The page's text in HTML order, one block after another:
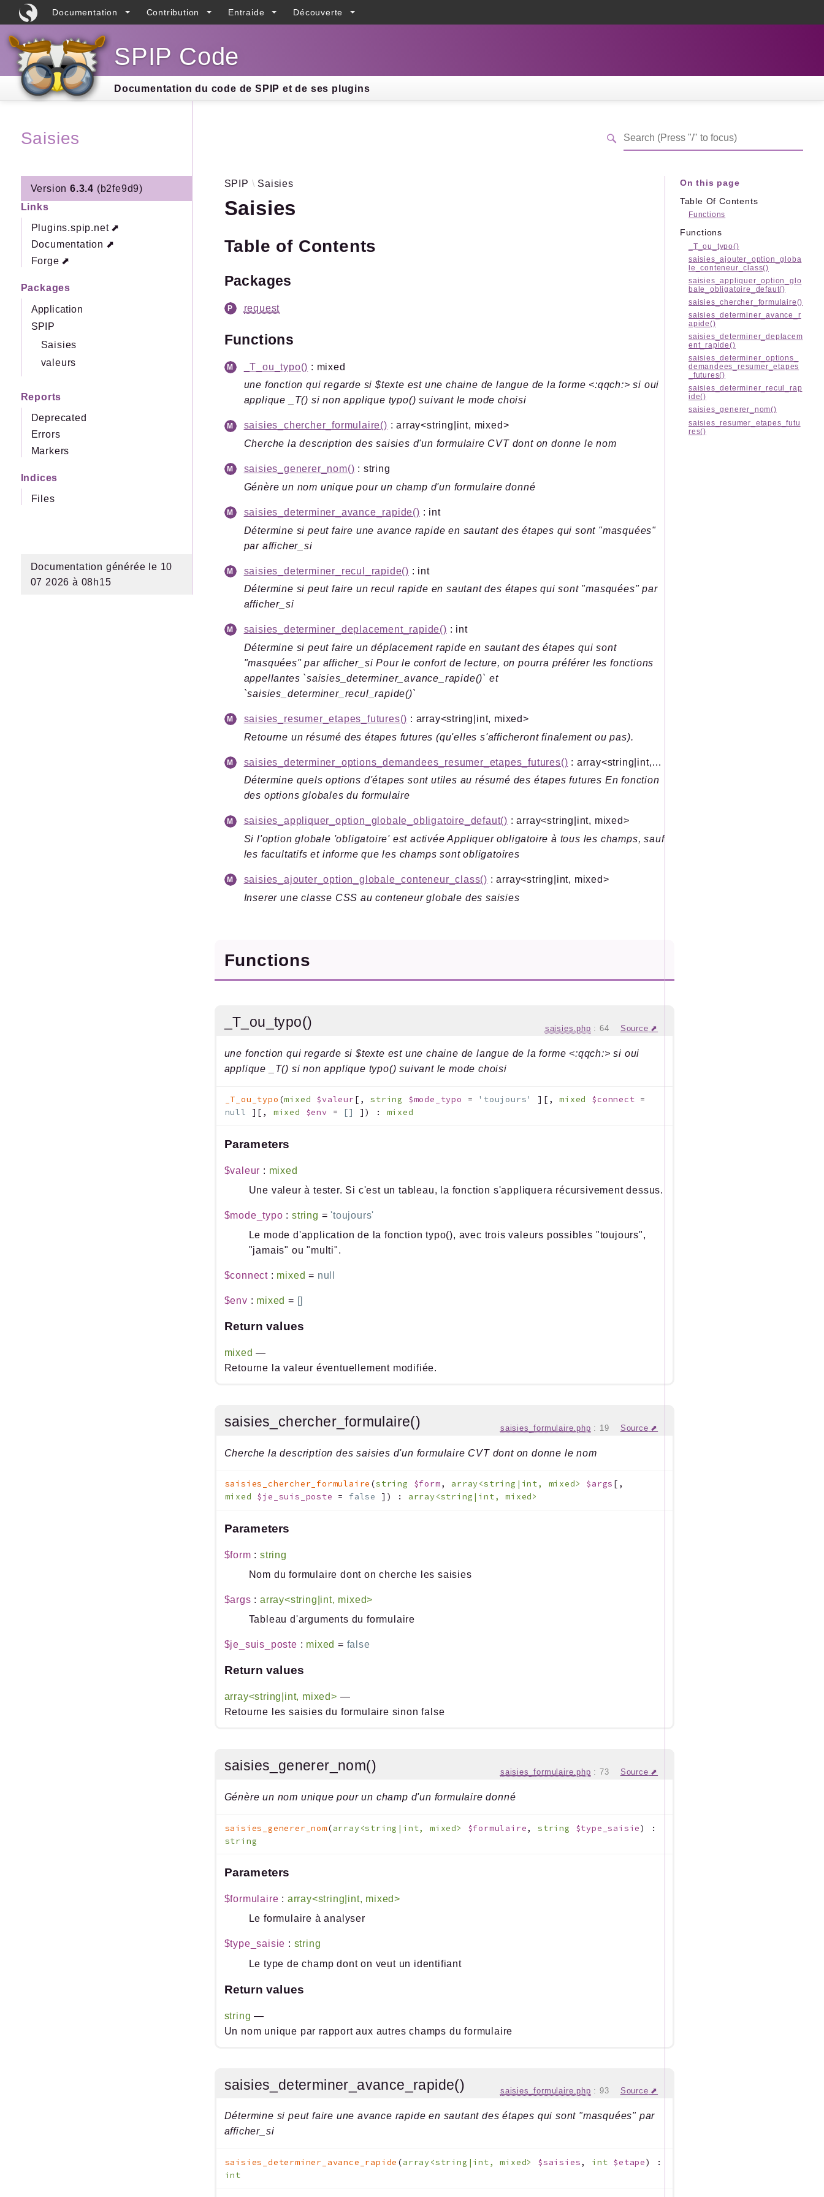
Documentation Contribution Entraide Découverte
SPIP Code
Documentation du code de SPIP et de ses plugins
Saisies
Version 6.3.4 (b2fe9d9)
Links
Plugins.spip.net
Documentation
Forge
Packages
Application
SPIP
Saisies
valeurs
Reports
Deprecated
Errors
Markers
Indices
Files
Documentation générée le 10
07 2026 à 08h15
SPIP Saisies
Saisies
Table of Contents
Packages
request
Functions
_T_ou_typo() : mixed
une fonction qui regarde si $texte est une chaine de langue de la forme <:qqch:> si oui
applique _T() si non applique typo() suivant le mode choisi
saisies_chercher_formulaire() : array<string|int, mixed>
Cherche la description des saisies d'un formulaire CVT dont on donne le nom
saisies_generer_nom() : string
Génère un nom unique pour un champ d'un formulaire donné
saisies_determiner_avance_rapide() : int
Détermine si peut faire une avance rapide en sautant des étapes qui sont "masquées"
par afficher_si
saisies_determiner_recul_rapide() : int
Détermine si peut faire un recul rapide en sautant des étapes qui sont "masquées" par
afficher_si
saisies_determiner_deplacement_rapide() : int
Détermine si peut faire un déplacement rapide en sautant des étapes qui sont
"masquées" par afficher_si Pour le confort de lecture, on pourra préférer les fonctions
appellantes `saisies_determiner_avance_rapide()` et
`saisies_determiner_recul_rapide()`
saisies_resumer_etapes_futures() : array<string|int, mixed>
Retourne un résumé des étapes futures (qu'elles s'afficheront finalement ou pas).
saisies_determiner_options_demandees_resumer_etapes_futures()
: array<string|int, mixed>
Détermine quels options d'étapes sont utiles au résumé des étapes futures En fonction
des options globales du formulaire
saisies_appliquer_option_globale_obligatoire_defaut() : array<string|int, mixed>
Si l'option globale 'obligatoire' est activée Appliquer obligatoire à tous les champs, sauf
les facultatifs et informe que les champs sont obligatoires
saisies_ajouter_option_globale_conteneur_class() : array<string|int, mixed>
Inserer une classe CSS au conteneur globale des saisies
Functions
_T_ou_typo() saisies.php : 64 Source
une fonction qui regarde si $texte est une chaine de langue de la forme <:qqch:> si oui
applique _T() si non applique typo() suivant le mode choisi
_T_ou_typo (mixed $valeur[ ,string $mode_typo = 'toujours' ] [ ,mixed $connect =
null
] [ , mixed $env = [] ] ) : mixed
Parameters
$valeur : mixed
Une valeur à tester. Si c'est un tableau, la fonction s'appliquera récursivement dessus.
$mode_typo : string ='toujours'
Le mode d'application de la fonction typo(), avec trois valeurs possibles "toujours",
"jamais" ou "multi".
$connect: mixed = null
$env : mixed = []
Return values
mixed —
Retourne la valeur éventuellement modifiée.
saisies_chercher_formulaire() saisies_formulaire.php : 19 Source
Cherche la description des saisies d'un formulaire CVT dont on donne le nom
saisies_chercher_formulaire (string $form, array<string|int, mixed> $args [ ,
mixed $je_suis_poste = false ] ) : array<string|int, mixed>
Parameters
$form : string
Nom du formulaire dont on cherche les saisies
$args : array<string|int, mixed>
Tableau d'arguments du formulaire
$je_suis_poste : mixed = false
Return values
array<string|int, mixed> —
Retourne les saisies du formulaire sinon false
saisies_generer_nom() saisies_formulaire.php : 73 Source
Génère un nom unique pour un champ d'un formulaire donné
saisies_generer_nom(array<string|int, mixed> $formulaire, string $type_saisie)
:
string
Parameters
$formulaire : array<string|int, mixed>
Le formulaire à analyser
$type_saisie : string
Le type de champ dont on veut un identifiant
Return values
string —
Un nom unique par rapport aux autres champs du formulaire
saisies_determiner_avance_rapide() saisies_formulaire.php : 93 Source
Détermine si peut faire une avance rapide en sautant des étapes qui sont "masquées" par
afficher_si
saisies_determiner_avance_rapide (array<string|int, mixed> $saisies, int $etape)
:
int
On this page
Table Of Contents
Functions
Functions
_T_ou_typo()
saisies_ajouter_option_globa
le_conteneur_class()
saisies_appliquer_option_glo
bale_obligatoire_defaut()
saisies_chercher_formulaire()
saisies_determiner_avance_r
apide()
saisies_determiner_deplacem
ent_rapide()
saisies_determiner_options_
demandees_resumer_etapes
_futures()
saisies_determiner_recul_rap
ide()
saisies_generer_nom()
saisies_resumer_etapes_futu
res()
Search results